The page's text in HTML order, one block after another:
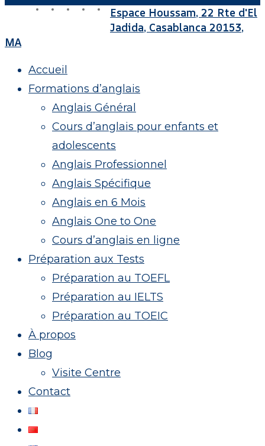
facebook
linkedinyoutubeinstagram
tiktok
Close
Menu
Espace Houssam, 22 Rte d'El
Jadida, Casablanca 20153,
MA
Accueil
Formations d’anglais
Anglais Général
Cours d’anglais pour enfants et
adolescents
Anglais Professionnel
Anglais Spécifique
Anglais en 6 Mois
Anglais One to One
Cours d’anglais en ligne
Préparation aux Tests
Préparation au TOEFL
Préparation au IELTS
Préparation au TOEIC
À propos
Blog
Visite Centre
Contact